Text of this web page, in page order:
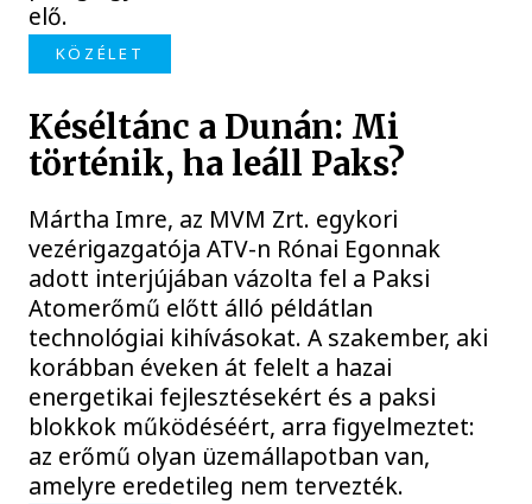
elő.
KÖZÉLET
Késéltánc a Dunán: Mi
történik, ha leáll Paks?
Mártha Imre, az MVM Zrt. egykori
vezérigazgatója ATV-n Rónai Egonnak
adott interjújában vázolta fel a Paksi
Atomerőmű előtt álló példátlan
technológiai kihívásokat. A szakember, aki
korábban éveken át felelt a hazai
energetikai fejlesztésekért és a paksi
blokkok működéséért, arra figyelmeztet:
az erőmű olyan üzemállapotban van,
amelyre eredetileg nem tervezték.